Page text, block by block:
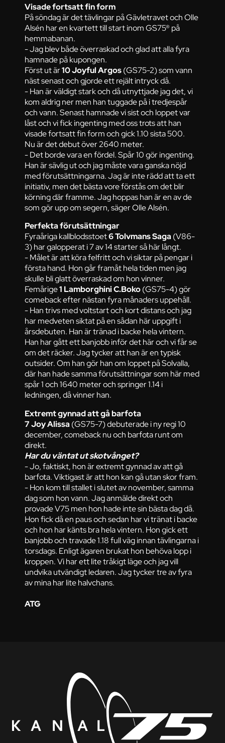
Visade fortsatt fin form
På söndag är det tävlingar på Gävletravet och Olle
Alsén har en kvartett till start inom GS75® på
hemmabanan.
- Jag blev både överraskad och glad att alla fyra
hamnade på kupongen.
Först ut är10 Joyful Argos(GS75-2) som vann
näst senast och gjorde ett rejält intryck då.
- Han är väldigt stark och då utnyttjade jag det, vi
kom aldrig ner men han tuggade på i tredjespår
och vann. Senast hamnade vi sist och loppet var
låst och vi fick ingenting med oss trots att han
visade fortsatt fin form och gick 1.10 sista 500.
Nu är det debut över 2640 meter.
- Det borde vara en fördel. Spår 10 gör ingenting.
Han är sävlig ut och jag måste vara ganska nöjd
med förutsättningarna. Jag är inte rädd att ta ett
initiativ, men det bästa vore förstås om det blir
körning där framme. Jag hoppas han är en av de
som gör upp om segern, säger Olle Alsén.
Perfekta förutsättningar
Fyraåriga kallblodsstoet6 Tolvmans Saga (V86-
3) har galopperat i 7 av 14 starter så här långt.
- Målet är att köra felfritt och vi siktar på pengar i
första hand. Hon går framåt hela tiden men jag
skulle bli glatt överraskad om hon vinner.
Femårige1 Lamborghini C.Boko(GS75-4) gör
comeback efter nästan fyra månaders uppehåll.
- Han trivs med voltstart och kort distans och jag
har medveten siktat på en sådan här uppgift i
årsdebuten. Han är tränad i backe hela vintern.
Han har gått ett banjobb inför det här och vi får se
om det räcker. Jag tycker att han är en typisk
outsider. Om han gör han om loppet på Solvalla,
där han hade samma förutsättningar som här med
spår 1 och 1640 meter och springer 1.14 i
ledningen, då vinner han.
Extremt gynnad att gå barfota
7 Joy Alissa (GS75-7) debuterade i ny regi 10
december, comeback nu och barfota runt om
direkt.
Har du väntat ut skotvånget?
- Jo, faktiskt, hon är extremt gynnad av att gå
barfota. Viktigast är att hon kan gå utan skor fram.
- Hon kom till stallet i slutet av november, samma
dag som hon vann. Jag anmälde direkt och
provade V75 men hon hade inte sin bästa dag då.
Hon fick då en paus och sedan har vi tränat i backe
och hon har känts bra hela vintern. Hon gick ett
banjobb och travade 1.18 full väg innan tävlingarna i
torsdags. Enligt ägaren brukat hon behöva lopp i
kroppen. Vi har ett lite tråkigt läge och jag vill
undvika utvändigt ledaren. Jag tycker tre av fyra
av mina har lite halvchans.
ATG